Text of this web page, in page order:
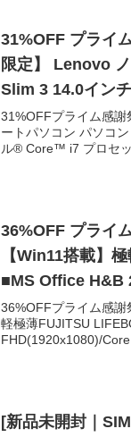
31%OFF プライム感謝
限定】 Lenovo
Slim 3 14.0イン
ロセッサー搭載
Office 2021搭載
トPC【
31%OFFプライム感
ートパソコン パソコ
ル® Core™ i7 プロセ
36%OFF プライム感謝
【Win11搭載】
■MS Office H&B
7300U(2.6GHz)/
蔵/13.3インチ
36%OFFプライム感
軽極薄FUJITSU
FHD(1920x1080)/
[新品未開封｜